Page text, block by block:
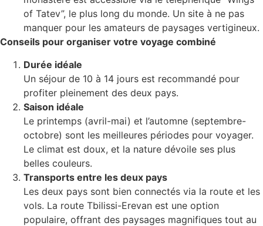
of Tatev”, le plus long du monde. Un site à ne pas
manquer pour les amateurs de paysages vertigineux.
Conseils pour organiser votre voyage combiné
Durée idéale
Un séjour de 10 à 14 jours est recommandé pour
profiter pleinement des deux pays.
Saison idéale
Le printemps (avril-mai) et l’automne (septembre-
octobre) sont les meilleures périodes pour voyager.
Le climat est doux, et la nature dévoile ses plus
belles couleurs.
Transports entre les deux pays
Les deux pays sont bien connectés via la route et les
vols. La route Tbilissi-Erevan est une option
populaire, offrant des paysages magnifiques tout au